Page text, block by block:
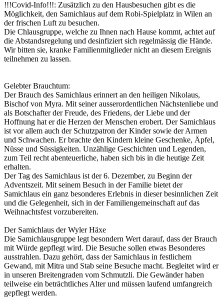
!!!Covid-Info!!!: Zusätzlich zu den Hausbesuchen gibt es die
Möglichkeit, den Samichlaus auf dem Robi-Spielplatz in Wilen an
der frischen Luft zu besuchen.
Die Chlausgruppe, welche zu Ihnen nach Hause kommt, achtet auf
die Abstandsregelung und desinfiziert sich regelmässig die Hände.
Wir bitten sie, kranke Familienmitglieder nicht an diesem Ereignis
teilnehmen zu lassen.
Gelebter Brauchtum:
Der Brauch des Samichlaus erinnert an den heiligen Nikolaus,
Bischof von Myra. Mit seiner ausserordentlichen Nächstenliebe und
als Botschafter der Freude, des Friedens, der Liebe und der
Hoffnung hat er die Herzen der Menschen erobert. Der Samichlaus
ist vor allem auch der Schutzpatron der Kinder sowie der Armen
und Schwachen. Er brachte den Kindern kleine Geschenke, Äpfel,
Nüsse und Süssigkeiten. Unzählige Geschichten und Legenden,
zum Teil recht abenteuerliche, haben sich bis in die heutige Zeit
erhalten.
Der Tag des Samichlaus ist der 6. Dezember, zu Beginn der
Adventszeit. Mit seinem Besuch in der Familie bietet der
Samichlaus ein ganz besonderes Erlebnis in dieser besinnlichen Zeit
und die Gelegenheit, sich in der Familiengemeinschaft auf das
Weihnachtsfest vorzubereiten.
Der Samichlaus der Wyler Häxe
Die Samichlausgruppe legt besondern Wert darauf, dass der Brauch
mit Würde gepflegt wird. Die Besuche sollen etwas Besonderes
ausstrahlen. Dazu gehört, dass der Samichlaus in festlichem
Gewand, mit Mitra und Stab seine Besuche macht. Begleitet wird er
in unseren Breitengraden vom Schmutzli. Die Gewänder haben
teilweise ein beträchtliches Alter und müssen laufend umfangreich
gepflegt werden.